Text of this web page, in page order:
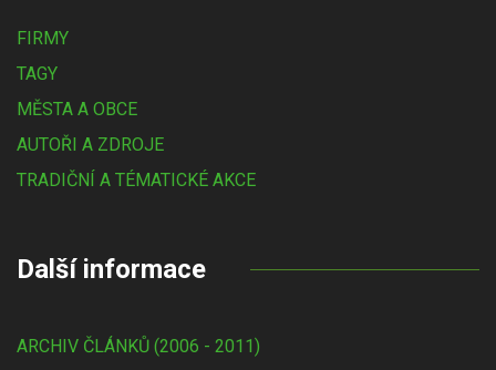
FIRMY
TAGY
MĚSTA A OBCE
AUTOŘI A ZDROJE
TRADIČNÍ A TÉMATICKÉ AKCE
Další informace
ARCHIV ČLÁNKŮ (2006 - 2011)